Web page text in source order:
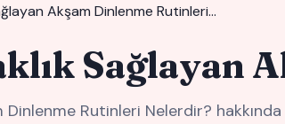
Akşam Dinlenme Rutinleri…
Sağlayan
Dinlenme Rutinleri Nelerdir?